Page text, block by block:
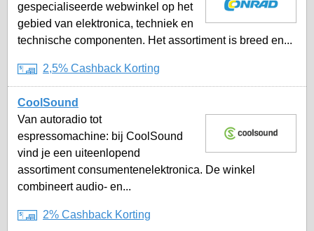
gespecialiseerde webwinkel op het
gebied van elektronica, techniek en
technische componenten. Het assortiment is breed en...
2,5% Cashback Korting
CoolSound
Van autoradio tot
espressomachine: bij CoolSound
vind je een uiteenlopend
assortiment consumentenelektronica. De winkel
combineert audio- en...
2% Cashback Korting